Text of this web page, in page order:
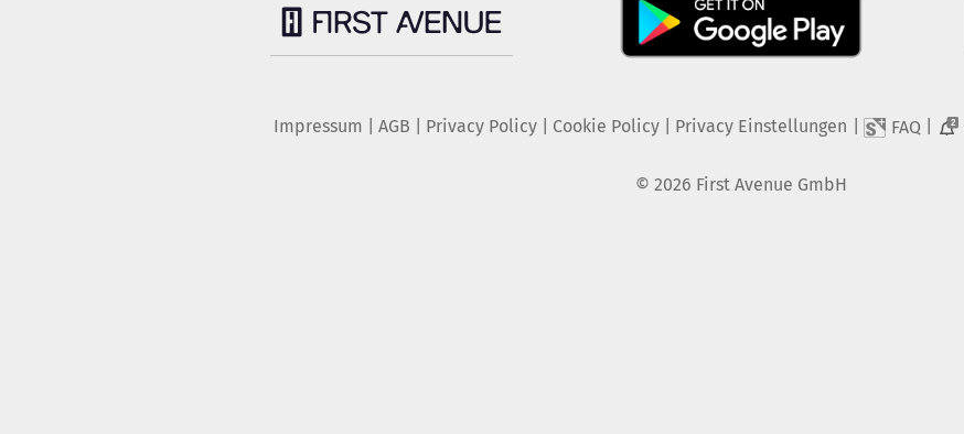
Impressum AGB Privacy Policy| Cookie Policy| Privacy Einstellungen FAQ 2
© 2026 First Avenue GmbH